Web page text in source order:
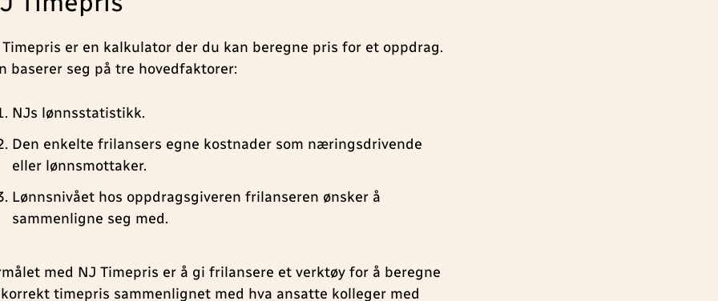
Timepris er en kalkulator der du kan beregne pris for et oppdrag.
baserer seg på tre hovedfaktorer:
NJs lønnsstatistikk.
Den enkelte frilansers egne kostnader som næringsdrivende
eller lønnsmottaker.
Lønnsnivået hos oppdragsgiveren frilanseren ønsker å
sammenligne seg med.
med NJ Timepris er å gi frilansere et verktøy for å beregne
timepris sammenlignet med hva ansatte kolleger med